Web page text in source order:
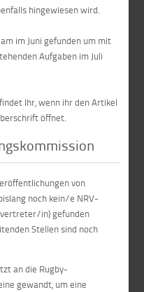
hingewiesen wird.
im Juni gefunden um mit
Aufgaben im Juli
Ihr, wenn ihr den Artikel
öffnet.
von
noch kein/e NRV-
in) gefunden
Stellen sind noch
an die Rugby-
gewandt, um eine